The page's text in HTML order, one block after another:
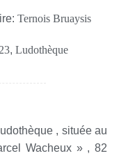
Ternois Bruaysis
, Ludothèque
, située au
Wacheux » , 82